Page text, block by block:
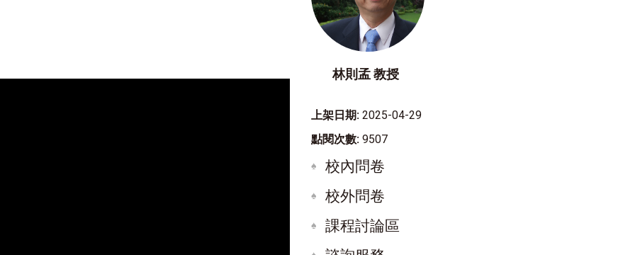
林則孟 教授
上架日期: 2025-04-29
點閱次數: 9507
校內問卷
校外問卷
課程討論區